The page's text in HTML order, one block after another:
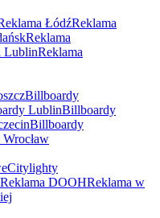
ŁódźReklama
Reklama
LublinReklama
Billboardy
LublinBillboardy
Billboardy
Citylighty
Reklama DOOHReklama w